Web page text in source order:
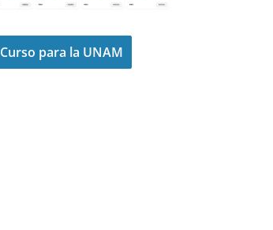
Curso para la UNAM